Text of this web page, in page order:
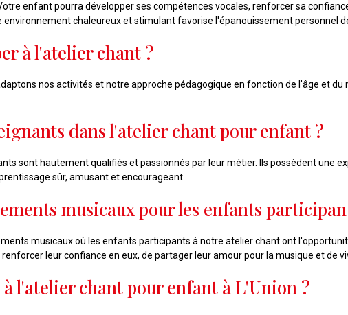
enfant pourra développer ses compétences vocales, renforcer sa
chaleureux et stimulant favorise l'épanouissement personnel
à l'atelier chant ?
nos activités et notre approche pédagogique en fonction de l'âge et du
dans l'atelier chant pour enfant ?
sont hautement qualifiés et passionnés par leur métier. Ils possèdent une
sûr, amusant et encourageant.
musicaux pour les enfants
musicaux où les enfants participants à notre atelier chant ont
leur confiance en eux, de partager leur amour pour la musique et de
l'atelier chant pour enfant à L'Union ?